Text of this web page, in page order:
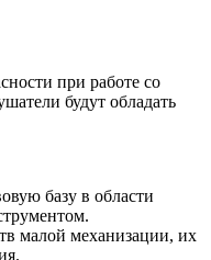
при работе со
будут обладать
базу в области
малой механизации, их